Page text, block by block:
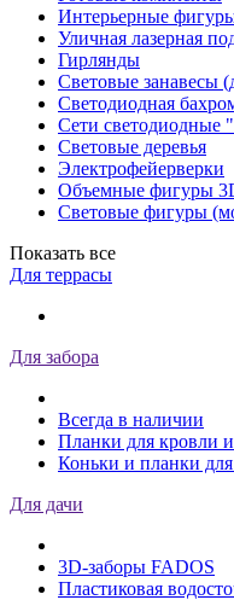
Интерьерные
Уличная лазерная
Гирлянды
Световые занавесы
Светодиодная
Сети светодиодные
Световые деревья
Электрофейерверки
Объемные фигуры
Световые фигуры
Показать все
Для террасы
Для забора
Всегда в наличии
Планки для кровли
Коньки и планки
Для дачи
3D-заборы FADOS
Пластиковая